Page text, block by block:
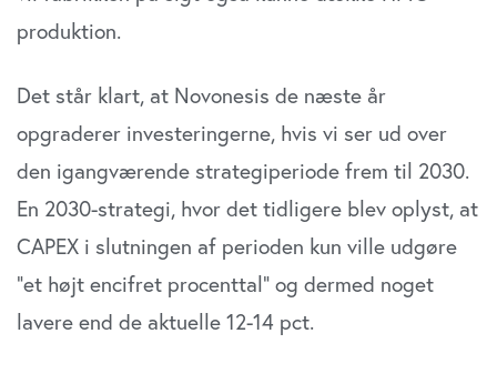
produktion.
Det står klart, at Novonesis de næste år
opgraderer investeringerne, hvis vi ser ud over
den igangværende strategiperiode frem til 2030.
En 2030-strategi, hvor det tidligere blev oplyst, at
CAPEX i slutningen af perioden kun ville udgøre
”et højt encifret procenttal” og dermed noget
lavere end de aktuelle 12-14 pct.